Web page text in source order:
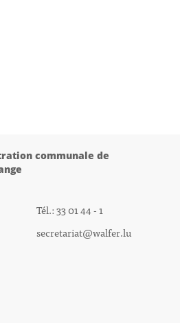
communale de
Tél.: 33 01 44 - 1
secretariat@walfer.lu